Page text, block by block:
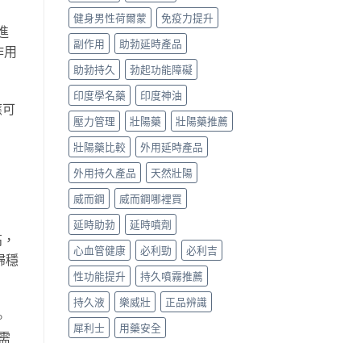
用
穩
健身男性荷爾蒙
免疫力提升
副作用
助勃延時產品
助勃持久
勃起功能障礙
印度學名藥
印度神油
壓力管理
壯陽藥
壯陽藥推薦
壯陽藥比較
外用延時產品
外用持久產品
天然壯陽
威而鋼
威而鋼哪裡買
延時助勃
延時噴劑
心血管健康
必利勁
必利吉
性功能提升
持久噴霧推薦
持久液
樂威壯
正品辨識
犀利士
用藥安全